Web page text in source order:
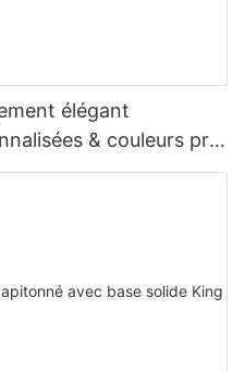
élégant
& couleurs prix